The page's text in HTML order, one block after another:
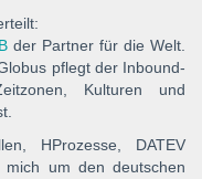
der Partner für die Welt.
pflegt der Inbound-
Kulturen und
HProzesse, DATEV
um den deutschen